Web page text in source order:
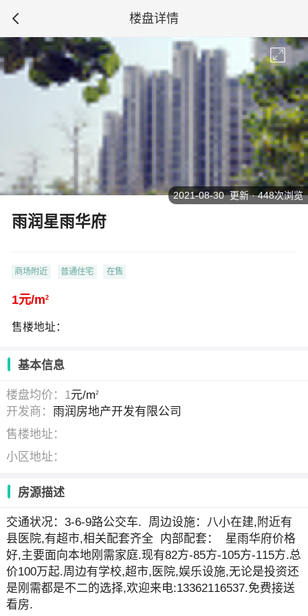
楼盘详情
雨润星雨华府
商场附近 普通住宅 在售
1元/m2
售楼地址：
2021-08-30 更新 · 448次浏览
基本信息
楼盘均价：1元/m2
开发商：雨润房地产开发有限公司
售楼地址：
小区地址：
房源描述
交通状况：3-6-9路公交车. 周边设施：八小在建,附近有
县医院,有超市,相关配套齐全 内部配套： 星雨华府价格
好,主要面向本地刚需家庭.现有82方-85方-105方-115方.总
价100万起.周边有学校,超市,医院,娱乐设施,无论是投资还
是刚需都是不二的选择,欢迎来电:13362116537.免费接送
看房.